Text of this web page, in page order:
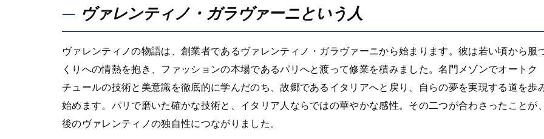
ヴァレンティノ・ガラヴァーニという人
ヴァレンティノの物語は、創業者であるヴァレンティノ・ガラヴァーニから始まります。彼は若い頃から服
くりへの情熱を抱き、ファッションの本場であるパリへと渡って修業を積みました。名門メゾンでオートク
チュールの技術と美意識を徹底的に学んだのち、故郷であるイタリアへと戻り、自らの夢を実現する道を歩
始めます。パリで磨いた確かな技術と、イタリア人ならではの華やかな感性。その二つが合わさったことが、
後のヴァレンティノの独自性につながりました。